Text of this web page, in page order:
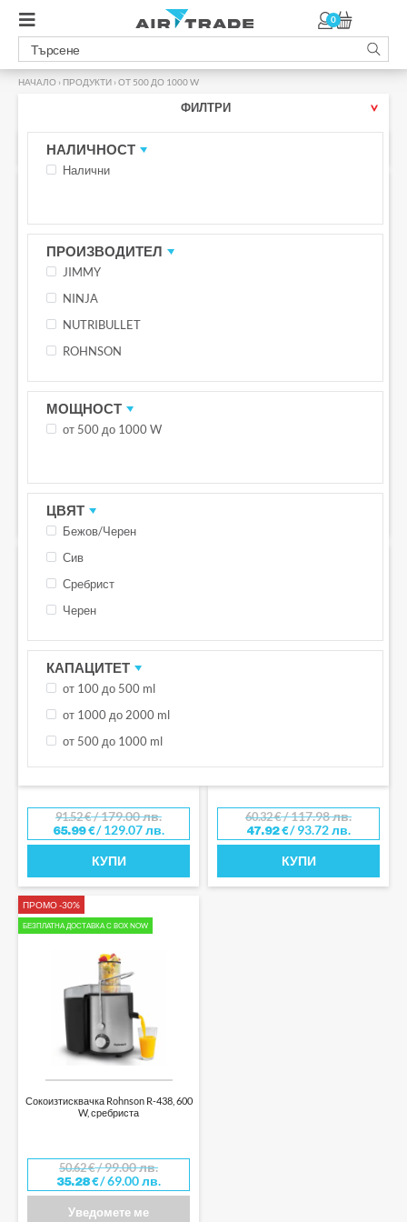
0
НАЧАЛО › ПРОДУКТИ ›ОТ 500 ДО 1000 W
ОТ 500 ДО 1000 W
1.7 L, 1000W
КУПИ
ПРОМО -28%
Блендер NUTRIBULLET NB606DG, 600
91.52€/ 179.00 лв.
65.99€/ 129.07 лв.
КУПИ
60.32€/ 117.98 лв.
47.92€/ 93.72 лв.
КУПИ
ПРОМО -30%
БЕЗПЛАТНА ДОСТАВКА С BOX NOW
Сокоизтисквачка Rohnson R-438, 600
W, сребриста
50.62€/ 99.00 лв.
35.28€/ 69.00 лв.
Уведомете ме
ФИЛТРИ
НАЛИЧНОСТ
Налични
ПРОИЗВОДИТЕЛ
JIMMY
NINJA
NUTRIBULLET
ROHNSON
МОЩНОСТ
от 500 до 1000 W
ЦВЯТ
Бежов/Черен
Сив
Сребрист
Черен
КАПАЦИТЕТ
от 100 до 500 ml
от 1000 до 2000 ml
от 500 до 1000 ml